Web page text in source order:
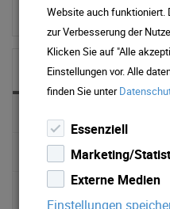
To home page
NEWS & MEDIA
News 2024
News 2023
Website auch funktioniert.
zur Verbesserung der
Klicken Sie auf "Alle
Einstellungen vor. Alle
finden Sie unter
Essenziell
Marketing/
Externe Medien
Einstellungen